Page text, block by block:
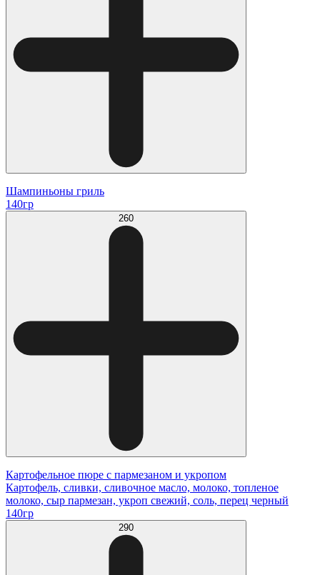
Шампиньоны гриль
140гр
260
Картофельное пюре с пармезаном и укропом
Картофель, сливки, сливочное масло, молоко, топленое
молоко, сыр пармезан, укроп свежий, соль, перец черный
140гр
290